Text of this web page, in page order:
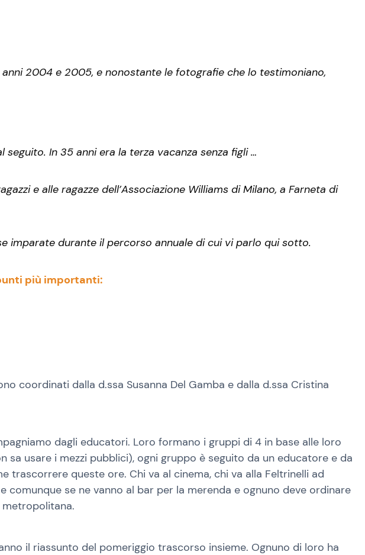
2004 e 2005, e nonostante le fotografie che lo testimoniano,
In 35 anni era la terza vacanza senza figli …
e alle ragazze dell’Associazione Williams di Milano, a Farneta di
imparate durante il percorso annuale di cui vi parlo qui sotto.
più importanti:
coordinati dalla d.ssa Susanna Del Gamba e dalla d.ssa Cristina
dagli educatori. Loro formano i gruppi di 4 in base alle loro
usare i mezzi pubblici), ogni gruppo è seguito da un educatore e da
queste ore. Chi va al cinema, chi va alla Feltrinelli ad
comunque se ne vanno al bar per la merenda e ognuno deve ordinare
metropolitana.
il riassunto del pomeriggio trascorso insieme. Ognuno di loro ha